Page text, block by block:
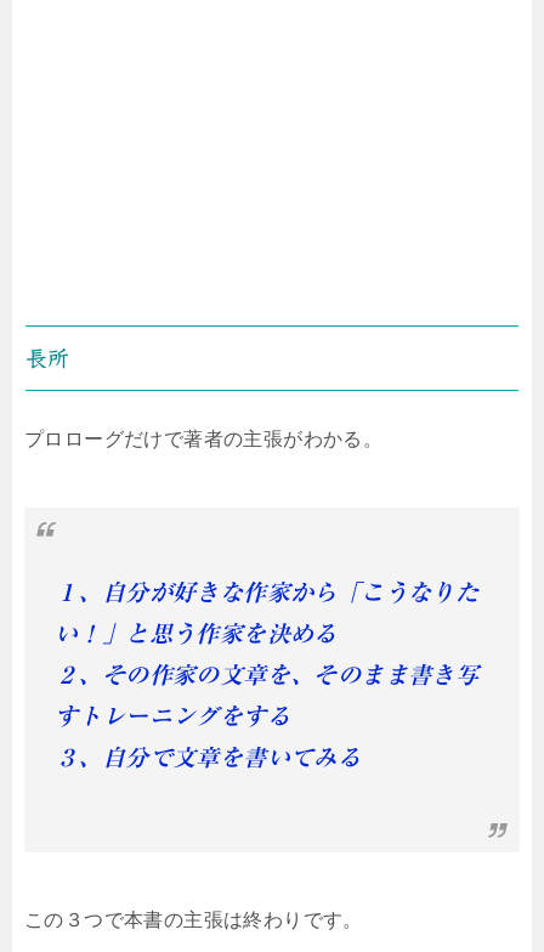
長所
プロローグだけで著者の主張がわかる。
１、自分が好きな作家から「こうなりた
い！」と思う作家を決める
２、その作家の文章を、そのまま書き写
すトレーニングをする
３、自分で文章を書いてみる
この３つで本書の主張は終わりです。